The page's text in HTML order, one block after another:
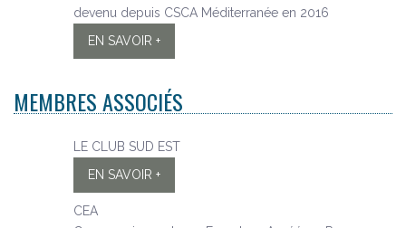
devenu depuis CSCA Méditerranée en 2016
EN SAVOIR +
MEMBRES ASSOCIÉS
LE CLUB SUD EST
EN SAVOIR +
CEA